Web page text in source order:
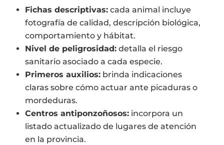
Fichas descriptivas:cada animal incluye
fotografía de calidad, descripción biológica,
comportamiento y hábitat.
Nivel de peligrosidad:detalla el riesgo
sanitario asociado a cada especie.
Primeros auxilios:brinda indicaciones
claras sobre cómo actuar ante picaduras o
mordeduras.
Centros antiponzoñosos:incorpora un
listado actualizado de lugares de atención
en la provincia.